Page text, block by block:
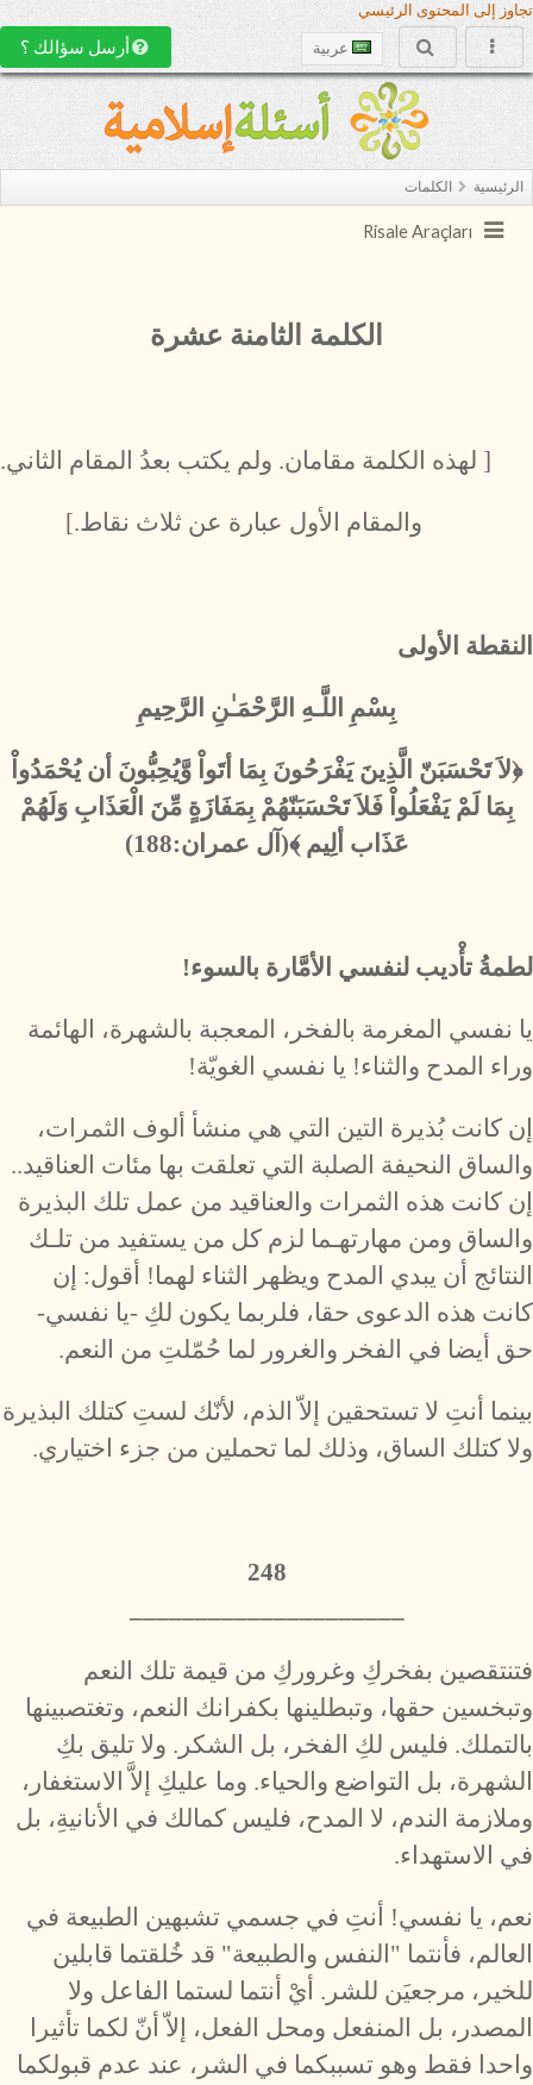
تجاوز إلى المحتوى الرئيسي
عربية أرسل سؤالك ؟
الرئيسية الكلمات
Risale Araçları
الكلمة الثامنة عشرة
[ لهذه الكلمة مقامان. ولم يكتب بعدُ المقام الثاني.
والمقام الأول عبارة عن ثلاث نقاط.]
النقطة الأولى
بِسْمِ اللَّـهِ الرَّحْمَـٰنِ الرَّحِيمِ
﴿لاَ تَحْسَبَنّ الَّذِينَ يَفْرَحُونَ بِمَا أتَواْ وَّيُحِبُّونَ أن يُحْمَدُواْ
بِمَا لَمْ يَفْعَلُواْ فَلاَ تَحْسَبَنّهُمْ بِمَفَازَةٍ مِّنَ الْعَذَابِ وَلَهُمْ
عَذَاب ألِيم ﴾(آل عمران:188)
لطمةُ تأْديب لنفسي الأمَّارة بالسوء!
يا نفسي المغرمة بالفخر، المعجبة بالشهرة، الهائمة
وراء المدح والثناء! يا نفسي الغويّة!
إن كانت بُذيرة التين التي هي منشأ ألوف الثمرات،
والساق النحيفة الصلبة التي تعلقت بها مئات العناقيد..
إن كانت هذه الثمرات والعناقيد من عمل تلك البذيرة
والساق ومن مهارتهـما لزم كل من يستفيد من تلـك
النتائج أن يبدي المدح ويظهر الثناء لهما! أقول: إن
كانت هذه الدعوى حقا، فلربما يكون لكِ -يا نفسي-
حق أيضا في الفخر والغرور لما حُمّلتِ من النعم.
بينما أنتِ لا تستحقين إلاّ الذم، لأنّك لستِ كتلك البذيرة
ولا كتلك الساق، وذلك لما تحملين من جزء اختياري.
248
فتنتقصين بفخركِ وغروركِ من قيمة تلك النعم
وتبخسين حقها، وتبطلينها بكفرانك النعم، وتغتصبينها
بالتملك. فليس لكِ الفخر، بل الشكر. ولا تليق بكِ
الشهرة، بل التواضع والحياء. وما عليكِ إلاَّ الاستغفار،
وملازمة الندم، لا المدح، فليس كمالك في الأنانيةِ، بل
في الاستهداء.
نعم، يا نفسي! أنتِ في جسمي تشبهين الطبيعة في
العالم، فأنتما "النفس والطبيعة" قد خُلقتما قابلين
للخير، مرجعيَن للشر. أيْ أنتما لستما الفاعل ولا
المصدر، بل المنفعل ومحل الفعل، إلاّ أنّ لكما تأثيرا
واحدا فقط وهو تسببكما في الشر، عند عدم قبولكما